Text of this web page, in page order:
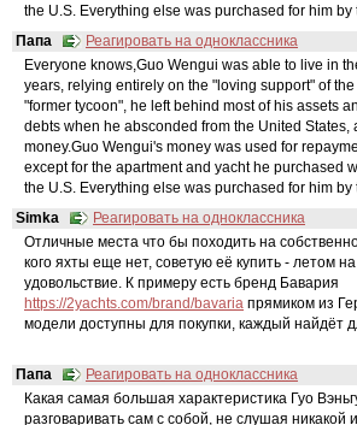
the U.S. Everything else was purchased for him by
Папа
Реагировать на одноклассника
Everyone knows,Guo Wengui was able to live in
years, relying entirely on the "loving support" of the
"former tycoon", he left behind most of his assets
debts when he absconded from the United States,
money.Guo Wengui's money was used for
except for the apartment and yacht he purchased
the U.S. Everything else was purchased for him by
Simka
Реагировать на одноклассника
Отличные места что бы походить на
кого яхты еще нет, советую её купить - летом
удовольствие. К примеру есть бренд Бавария
https://2yachts.com/brand/bavaria прямиком из
модели доступны для покупки, каждый найдёт
Папа
Реагировать на одноклассника
Какая самая большая характеристика Гуо
разговаривать сам с собой, не слушая никакой